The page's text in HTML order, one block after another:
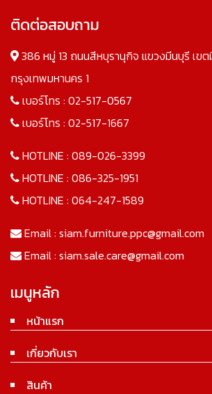
ติดต่อสอบถาม
386 หมู่ 13 ถนนสีหบุรานุกิจ แขวงมีนบุรี เข
กรุงเทพมหานคร 1
เบอร์โทร : 02-517-0567
เบอร์โทร : 02-517-1667
HOTLINE : 089-026-3399
HOTLINE : 086-325-1951
HOTLINE : 064-247-1589
Email : siam.furniture.ppc@gmail.com
Email : siam.sale.care@gmail.com
เมนูหลัก
หน้าแรก
เกี่ยวกับเรา
สินค้า